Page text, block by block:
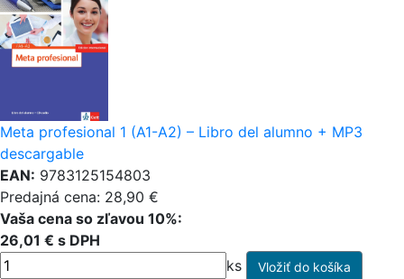
Meta profesional 1 (A1-A2) – Libro del alumno + MP3
descargable
EAN: 9783125154803
Predajná cena: 28,90 €
Vaša cena so zľavou 10%:
26,01 € s DPH
ks